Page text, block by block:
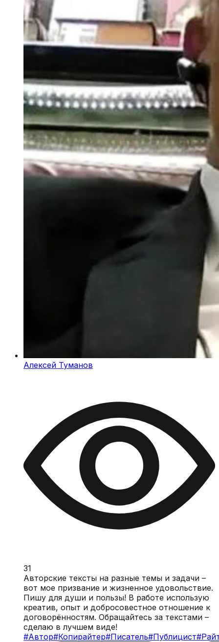
Алексей Туманов
31
Авторские тексты на разные темы и задачи –
вот мое призвание и жизненное удовольствие.
Пишу для души и пользы! В работе использую
креатив, опыт и добросовестное отношение к
договорённостям. Обращайтесь за текстами –
сделаю в лучшем виде!
#Автор#Копирайтер#Писатель#Публицист#